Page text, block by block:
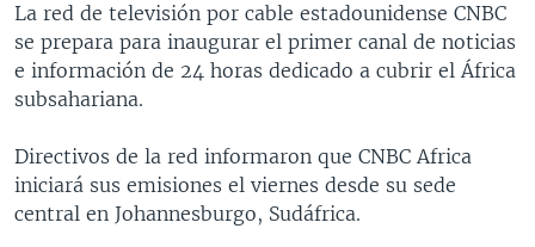
navegador
principal
Salte
VOA VERIFICA INMIGRACIÓN
VOA VERIFICA AMÉRICA LATINA
ARGENTINA
BOLIVIA
COLOMBIA
CHILE
PERÚ
CHINA EN AMÉRICA LATINA
CENTROAMÉRICA
COSTA RICA
EL SALVADOR
GUATEMALA
OTRAS SECCIONES
INMIGRACIÓN
LIBERTAD DE PRENSA
ESPECIALES DE LA VOA
LIBERTAD DE PRENSA
La red de televisión por cable estadounidense CNBC
se prepara para inaugurar el primer canal de noticias
e información de 24 horas dedicado a cubrir el África
subsahariana.
Directivos de la red informaron que CNBC Africa
iniciará sus emisiones el viernes desde su sede
central en Johannesburgo, Sudáfrica.